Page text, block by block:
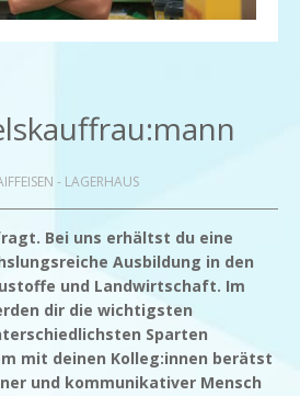
- LAGERHAUS
Bei uns erhältst du eine
Ausbildung in den
und Landwirtschaft. Im
dir die wichtigsten
Sparten
mit deinen Kolleg:innen berätst
und kommunikativer Mensch